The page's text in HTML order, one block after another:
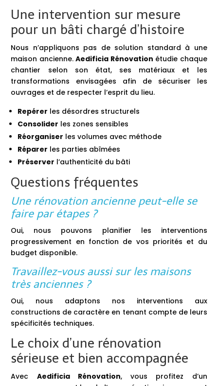
Une intervention sur mesure
pour un bâti chargé d’histoire
Nous n’appliquons pas de solution standard à une
maison ancienne. Aedificia Rénovation étudie chaque
chantier selon son état, ses matériaux et les
transformations envisagées afin de sécuriser les
ouvrages et de respecter l’esprit du lieu.
Repérer les désordres structurels
Consolider les zones sensibles
Réorganiser les volumes avec méthode
Réparer les parties abîmées
Préserver l’authenticité du bâti
Questions fréquentes
Une rénovation ancienne peut-elle se
faire par étapes ?
Oui, nous pouvons planifier les interventions
progressivement en fonction de vos priorités et du
budget disponible.
Travaillez-vous aussi sur les maisons
très anciennes ?
Oui, nous adaptons nos interventions aux
constructions de caractère en tenant compte de leurs
spécificités techniques.
Le choix d’une rénovation
sérieuse et bien accompagnée
Avec Aedificia Rénovation, vous profitez d’un